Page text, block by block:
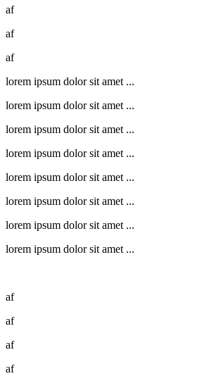
af
af
af
lorem ipsum dolor sit amet ...
lorem ipsum dolor sit amet ...
lorem ipsum dolor sit amet ...
lorem ipsum dolor sit amet ...
lorem ipsum dolor sit amet ...
lorem ipsum dolor sit amet ...
lorem ipsum dolor sit amet ...
lorem ipsum dolor sit amet ...
af
af
af
af